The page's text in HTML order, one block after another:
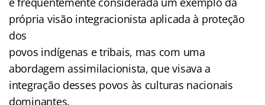
própria visão integracionista aplicada à proteção
dos
povos indígenas e tribais, mas com uma
abordagem assimilacionista, que visava a
integração desses povos às culturas nacionais
dominantes.